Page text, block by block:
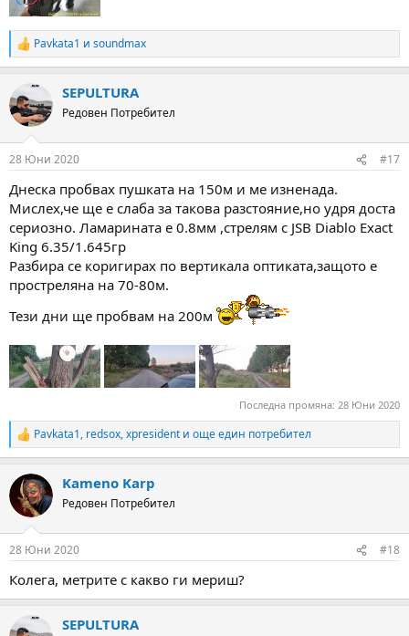
R
e
c
t
i
s
Pavkata1 и soundmax
SEPULTURA
Редовен Потребител
28 Юни 2020 #17
Днеска пробвах пушката на 150м и ме изненада.
Мислех,че ще е слаба за такова разстояние,но удря доста
сериозно. Ламарината е 0.8мм ,стрелям с JSB Diablo Exact
King 6.35/1.645гр
Разбира се коригирах по вертикала оптиката,защото е
простреляна на 70-80м.
Тези дни ще пробвам на 200м
Последна промяна: 28 Юни 2020
R
e
c
t
i
s
Pavkata1, redsox,xpresident и още един потребител
Kameno Karp
Редовен Потребител
28 Юни 2020 #18
Колега, метрите с какво ги мериш?
SEPULTURA